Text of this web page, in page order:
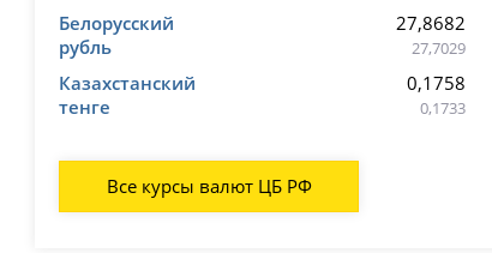
Белорусский
рубль
27,8682
27,7029
Казахстанский
тенге
0,1758
0,1733
Все курсы валют ЦБ РФ